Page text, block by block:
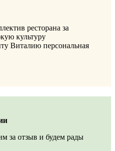
ресторана за
культуру
Виталию персональная
за отзыв и будем рады